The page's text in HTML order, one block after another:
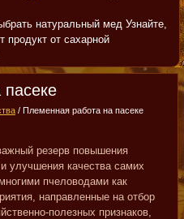
натуральный мед Узнайте,
продукт от сахарной
/ Племенная работа на пасеке
резерв повышения
улучшения качества самих
пчеловодами как
направленные на отбор
полезных признаков,